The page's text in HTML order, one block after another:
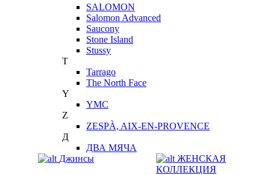
SALOMON
Salomon Advanced
Saucony
Stone Island
Stussy
T
Tarrago
The North Face
Y
YMC
Z
ZESPÀ, AIX-EN-PROVENCE
Д
ДВА МЯЧА
Джинсы
ЖЕНСКАЯ
КОЛЛЕКЦИЯ